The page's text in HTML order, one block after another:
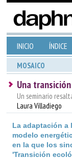
INICIO ÍNDICE
MOSAICO
Una
Un seminario
Laura Villadiego
La adaptación a
modelo
en la que los
'Transición